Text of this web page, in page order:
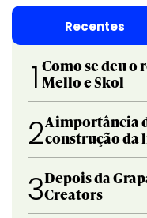
Recentes
1 Como se deu
Mello e Skol
2A importância
construção da
3Depois da
Creators